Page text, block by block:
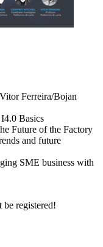
Ferreira/Bojan
Basics
Future of the Factory
and future
SME business with
be registered!